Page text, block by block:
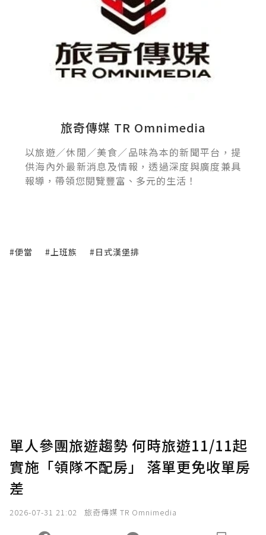
旅奇傳媒 TR Omnimedia
以旅遊／休閒／美食／品味為本的新聞平台，提
供海內外最新消息及情報，透過深度與廣度兼具
報導，帶領您閱覽豐富、多元的生活！
#便當 #上班族 #日式漢堡排
單人參團旅遊趨勢 何時旅遊11/11起
實施「領隊不配房」 落單更免收單房
差
2026-07-31 21:02 旅奇傳媒 TR Omnimedia